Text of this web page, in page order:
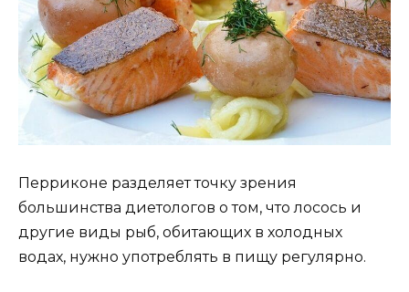
Перриконе разделяет точку зрения
большинства диетологов о том, что лосось и
другие виды рыб, обитающих в холодных
водах, нужно употреблять в пищу регулярно.